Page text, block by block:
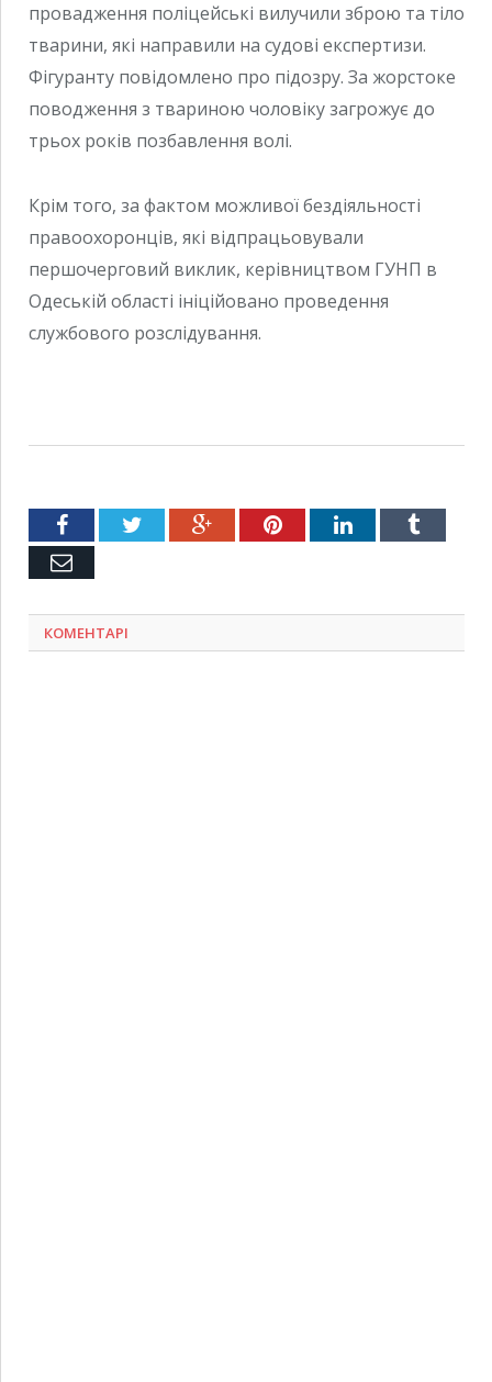
провадження поліцейські вилучили зброю та тіло
тварини, які направили на судові експертизи.
Фігуранту повідомлено про підозру. За жорстоке
поводження з твариною чоловіку загрожує до
трьох років позбавлення волі.
Крім того, за фактом можливої бездіяльності
правоохоронців, які відпрацьовували
першочерговий виклик, керівництвом ГУНП в
Одеській області ініційовано проведення
службового розслідування.
FacebookTwitter Google+PinterestLinkedInTumblr
Емейл
КОМЕНТАРІ